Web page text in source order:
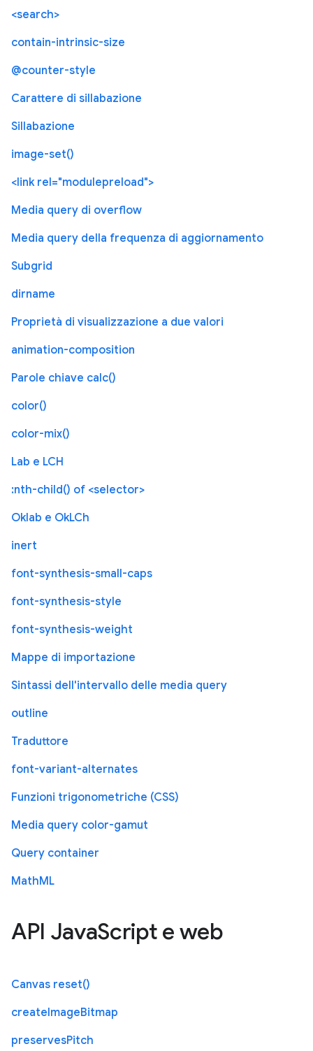
<search>
contain-intrinsic-size
@counter-style
Carattere di sillabazione
Sillabazione
image-set()
<link rel="modulepreload">
Media query di overflow
Media query della frequenza di aggiornamento
Subgrid
dirname
Proprietà di visualizzazione a due valori
animation-composition
Parole chiave calc()
color()
color-mix()
Lab e LCH
:nth-child() of <selector>
Oklab e OkLCh
inert
font-synthesis-small-caps
font-synthesis-style
font-synthesis-weight
Mappe di importazione
Sintassi dell'intervallo delle media query
outline
Traduttore
font-variant-alternates
Funzioni trigonometriche (CSS)
Media query color-gamut
Query container
MathML
API JavaScript e web
Canvas reset()
createImageBitmap
preservesPitch